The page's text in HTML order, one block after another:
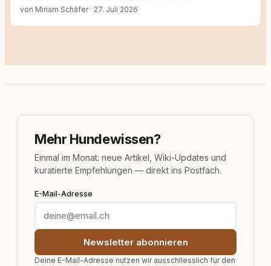
von Miriam Schäfer · 27. Juli 2026
Mehr Hundewissen?
Einmal im Monat: neue Artikel, Wiki-Updates und
kuratierte Empfehlungen — direkt ins Postfach.
E-Mail-Adresse
Newsletter abonnieren
Deine E-Mail-Adresse nutzen wir ausschliesslich für den